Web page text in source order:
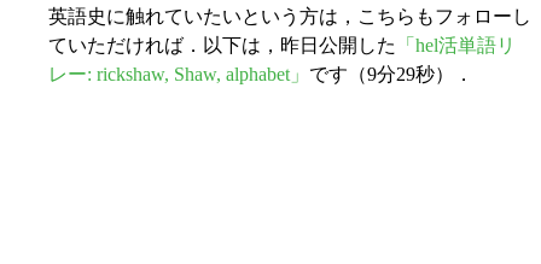
英語史に触れていたいという方は，こちらもフォローし
ていただければ．以下は，昨日公開した
「hel活単語リ
レー: rickshaw, Shaw, alphabet」 です（9分29秒）．